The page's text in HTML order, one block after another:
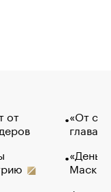
от
«От
глава
Маск в